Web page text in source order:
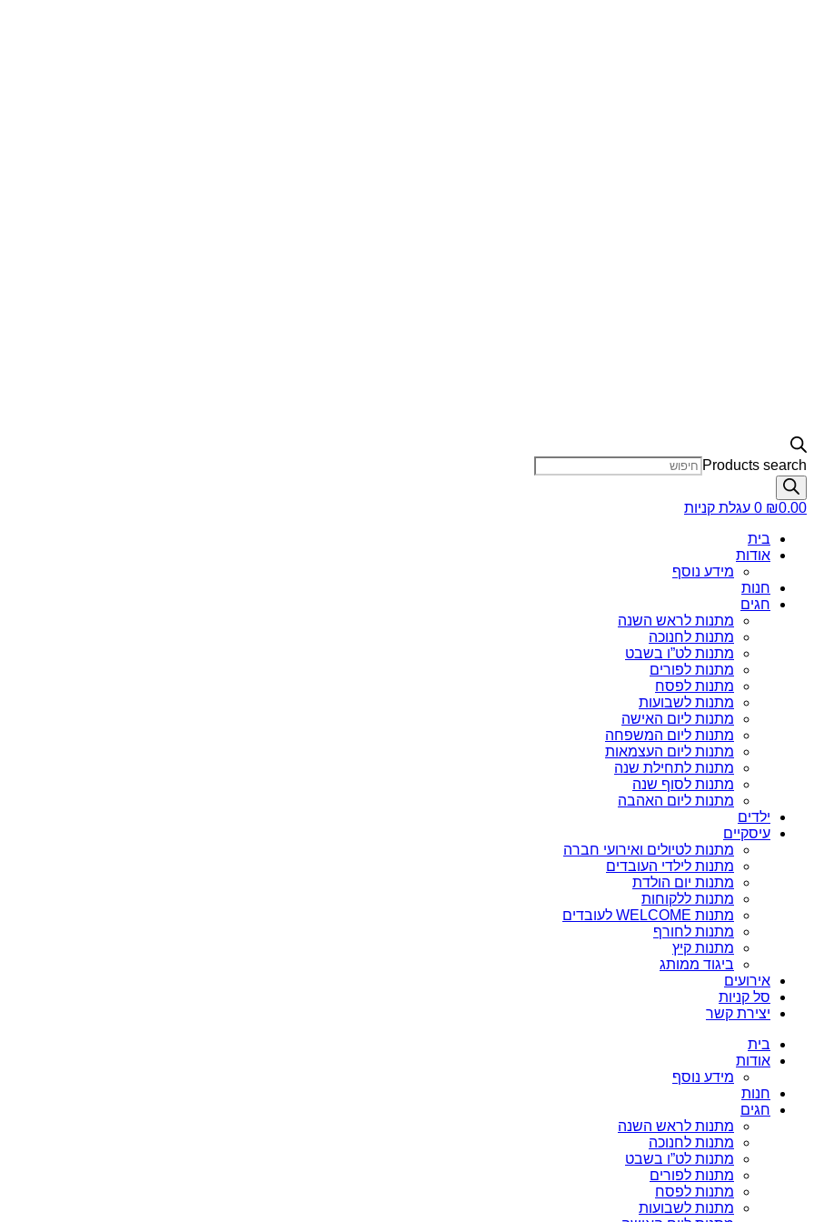
Products search
₪0.00
0 עגלת קניות
בית
אודות
מידע נוסף
חנות
חגים
מתנות לראש השנה
מתנות לחנוכה
מתנות לט”ו בשבט
מתנות לפורים
מתנות לפסח
מתנות לשבועות
מתנות ליום האישה
מתנות ליום המשפחה
מתנות ליום העצמאות
מתנות לתחילת שנה
מתנות לסוף שנה
מתנות ליום האהבה
ילדים
עיסקיים
מתנות לטיולים ואירועי חברה
מתנות לילדי העובדים
מתנות יום הולדת
מתנות ללקוחות
מתנות WELCOME לעובדים
מתנות לחורף
מתנות קיץ
ביגוד ממותג
אירועים
סל קניות
יצירת קשר
בית
אודות
מידע נוסף
חנות
חגים
מתנות לראש השנה
מתנות לחנוכה
מתנות לט”ו בשבט
מתנות לפורים
מתנות לפסח
מתנות לשבועות